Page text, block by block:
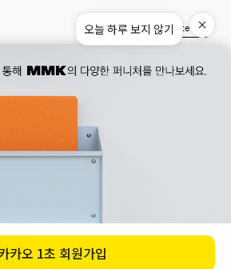
호 : 821-86-02281
02. 777. 5778
gu, Seoul, Korea
Instagram Pinterest
오늘 하루 보지 않기
카오 1초 회원가입